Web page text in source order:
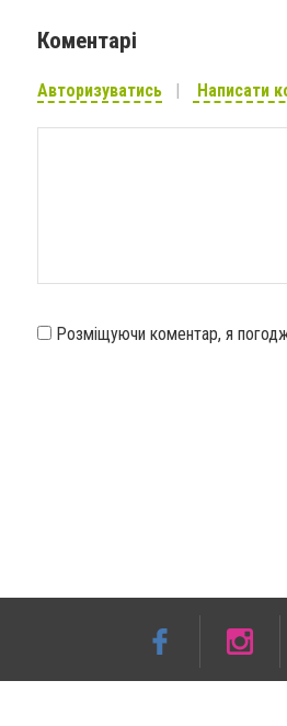
Коментарі
Авторизуватись Написати
Розміщуючи коментар, я